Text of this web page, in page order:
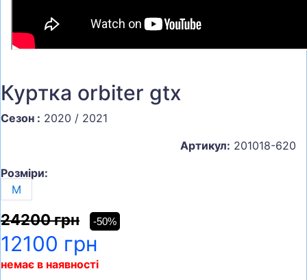
Куртка orbiter gtx
Сезон : 2020 / 2021
Артикул: 201018-620
Розміри:
M
24200 грн -50%
12100 грн
немає в наявності